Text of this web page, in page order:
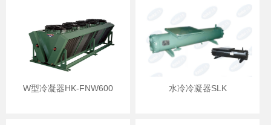
W型冷凝器HK-FNW600 水冷冷凝器SLK